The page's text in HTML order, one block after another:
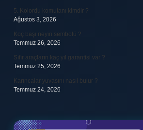
5. Kolordu komutanı kimdir ?
Ağustos 3, 2026
Koç başı neyin sembolü ?
Temmuz 26, 2026
Sıfır araçların kaç yıl garantisi var ?
Temmuz 25, 2026
Karıncalar yuvasını nasıl bulur ?
Temmuz 24, 2026